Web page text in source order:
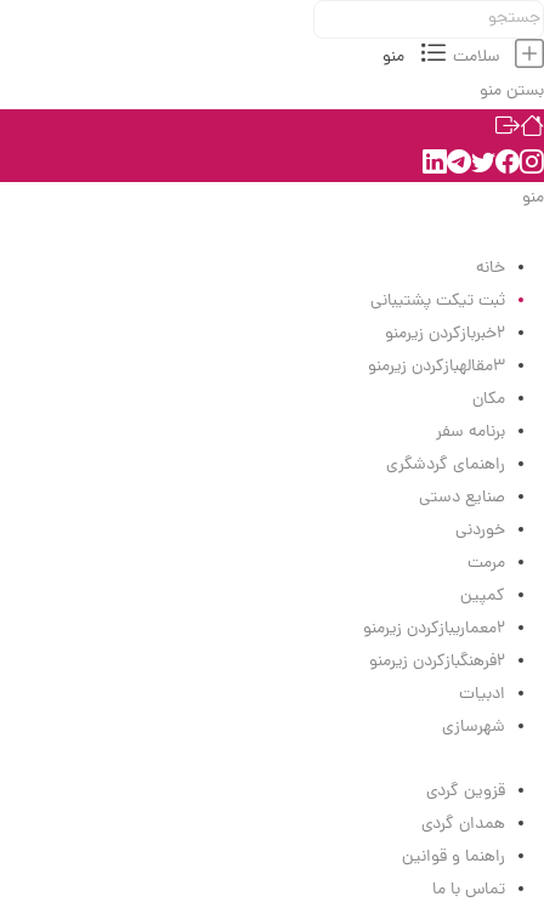
سلامت
منو
بستن منو
منو
خانه
ثبت تیکت پشتیبانی
2خبربازکردن زیرمنو
3مقالهبازکردن زیرمنو
مکان
برنامه سفر
راهنمای گردشگری
صنایع دستی
خوردنی
مرمت
کمپین
2معماریبازکردن زیرمنو
2فرهنگبازکردن زیرمنو
ادبیات
شهرسازی
قزوین گردی
همدان گردی
راهنما و قوانین
تماس با ما